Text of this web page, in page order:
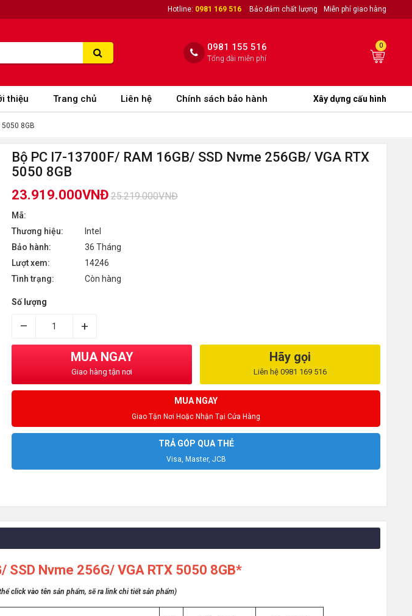
Hotline: 0981 169 516 Bảo đảm chất lượng Miễn phí giao hàng
0981 155 516
Tổng đài miễn phí
0
thiệu Trang chủ Liên hệ Chính sách bảo hành Xây dựng cấu hình
5050 8GB
Bộ PC I7-13700F/ RAM 16GB/ SSD Nvme 256GB/ VGA RTX
5050 8GB
23.919.000VNĐ 25.219.000VNĐ
Mã:
Thương hiệu:
Intel
Bảo hành:
36 Tháng
Lượt xem:
14246
Tình trạng:
Còn hàng
Số lượng
– +
MUA NGAY
Giao hàng tận nơi
Hãy gọi
Liên hệ 0981 169 516
MUA NGAY
Giao Tận Nơi Hoặc Nhận Tại Cửa Hàng
TRẢ GÓP QUA THẺ
Visa, Master, JCB
Nvme 256G/ VGA RTX 5050 8GB*
click vào tên sản phẩm, sẽ ra link chi tiết sản phẩm)